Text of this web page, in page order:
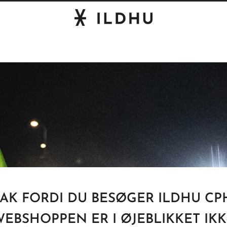
FORDI DU BESØGER ILDHU
ER I ØJEBLIKKET